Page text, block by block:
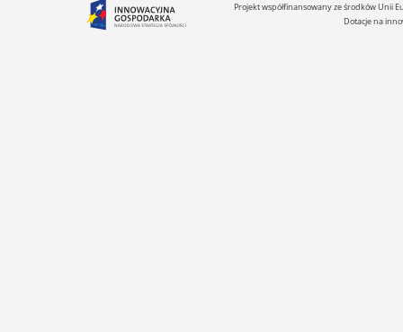
Projekt współfinansowany ze środków Unii
Dotacje na